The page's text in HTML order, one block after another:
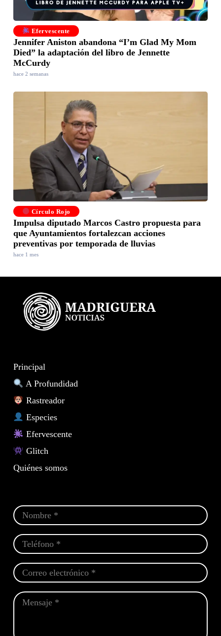
Efervescente
Jennifer Aniston abandona “I’m Glad My Mom
Died” la adaptación del libro de Jennette
McCurdy
hace 2 semanas
Círculo Rojo
Impulsa diputado Marcos Castro propuesta para
que Ayuntamientos fortalezcan acciones
preventivas por temporada de lluvias
hace 1 mes
Principal
A Profundidad
Rastreador
Especies
Efervescente
Glitch
Quiénes somos